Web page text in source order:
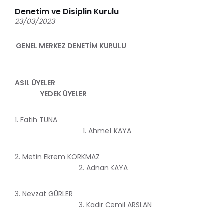
Denetim ve Disiplin Kurulu
23/03/2023
GENEL MERKEZ DENETİM KURULU
ASIL ÜYELER
YEDEK ÜYELER
1. Fatih TUNA
1. Ahmet KAYA
2. Metin Ekrem KORKMAZ
2. Adnan KAYA
3. Nevzat GÜRLER
3. Kadir Cemil ARSLAN